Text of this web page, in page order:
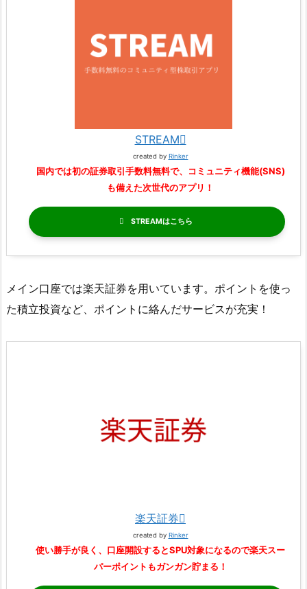
STREAM
created by Rinker
国内では初の証券取引手数料無料で、コミュニティ機能(SNS)
も備えた次世代のアプリ！
STREAM
メイン口座では楽天証券を用いています。ポイントを使っ
た積立投資など、ポイントに絡んだサービスが充実！
楽天証券
created by Rinker
使い勝手が良く、口座開設するとSPU対象になるので楽天スー
パーポイントもガンガン貯まる！